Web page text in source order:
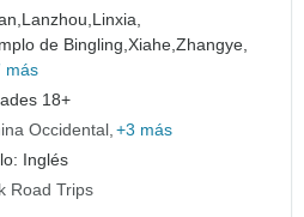
Lanzhou, Linxia,
de Bingling,Xiahe,Zhangye,
más
18+
Occidental +3 más
Inglés
Road Trips